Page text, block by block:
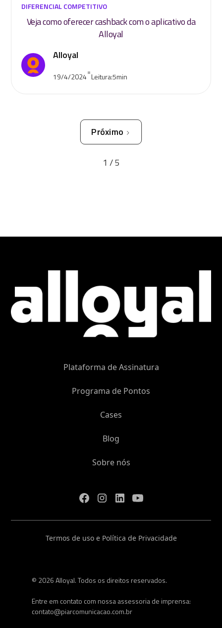
DIFERENCIAL COMPETITIVO
Veja como oferecer cashback com o aplicativo da
Alloyal
Alloyal
19/4/2024•Leitura:5min
1 / 5
Próximo
Plataforma de Assinatura
Programa de Pontos
Cases
Blog
Sobre nós
© 2026 Alloyal. Todos os direitos reservados.
Entre em contato com nossa assessoria de imprensa:
contato@piarcomunicacao.com.br
Termos de uso e Política de Privacidade